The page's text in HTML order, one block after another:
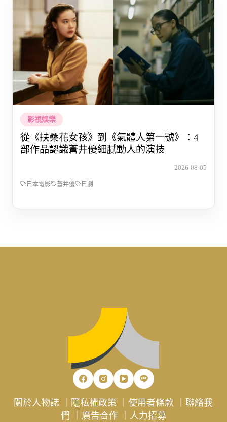
影視娛樂
從《扶桑花女孩》到《氣體人第一號》：4
部作品認識蒼井優細膩動人的演技
2026-08-05
日本電影 蒼井優 日劇
關於人物誌 隱私權政策 ｜使用者條款 ｜聯絡我
們
廣告合作｜ 人力招募